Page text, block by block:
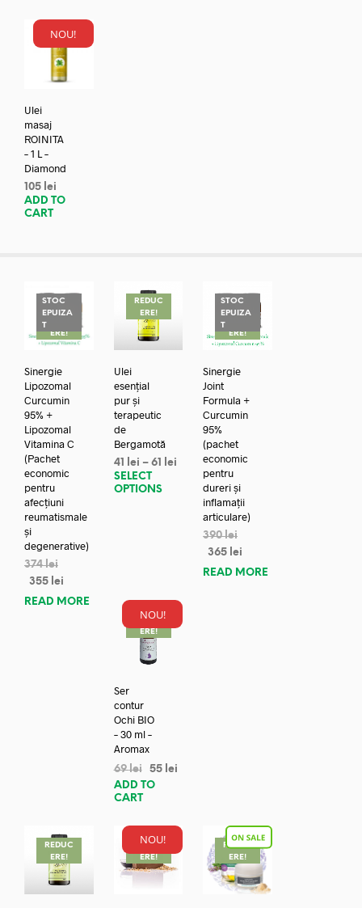
NOU!
Ulei
masaj
ROINITA
– 1 L –
Diamond
105 lei
ADD TO
CART
STOC
EPUIZA
TREDUC
ERE!
Sinergie
Lipozomal
Curcumin
95% +
Lipozomal
Vitamina C
(Pachet
economic
pentru
afecțiuni
reumatismale
și
degenerative)
374lei
355 lei
READ MORE
REDUC
ERE!
Ulei
esențial
pur și
terapeutic
de
Bergamotă
41 lei – 61
lei
SELECT
OPTIONS
STOC
EPUIZA
TREDUC
ERE!
Sinergie
Joint
Formula +
Curcumin
95%
(pachet
economic
pentru
dureri și
inflamații
articulare)
390lei
365 lei
READ MORE
NOU!
REDUC
ERE!
Ser
contur
Ochi BIO
– 30 ml –
Aromax
69lei 55 lei
ADD TO
CART
REDUC
ERE!
NOU!
REDUC
ERE!
REDUC
ERE!